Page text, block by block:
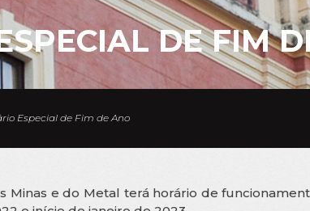
DE FIM
Especial de Fim de Ano
Minas e do Metal terá horário de